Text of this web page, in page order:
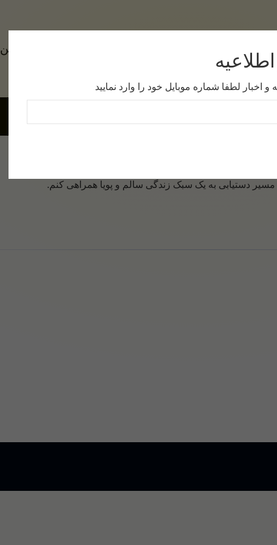
ارتباط با من
دستیابی به یک سبک زندگی سالم و پویا همراهی کنم.
و اخبار لطفا شماره موبایل خود را وارد نمایید